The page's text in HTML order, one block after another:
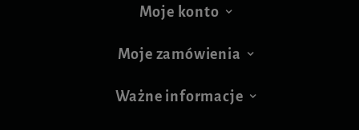
Moje konto
Moje zamówienia
Ważne informacje